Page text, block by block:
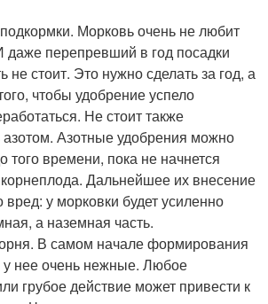
Морковь очень не любит
даже перепревший в год посадки
не стоит. Это нужно сделать за год, а
чтобы удобрение успело
Не стоит также
азотом. Азотные удобрения можно
того времени, пока не начнется
Дальнейшее их внесение
вред: у морковки будет усиленно
а наземная часть.
В самом начале формирования
у нее очень нежные. Любое
грубое действие может привести к